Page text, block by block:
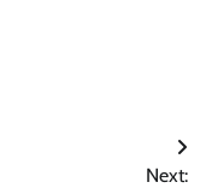
Next: